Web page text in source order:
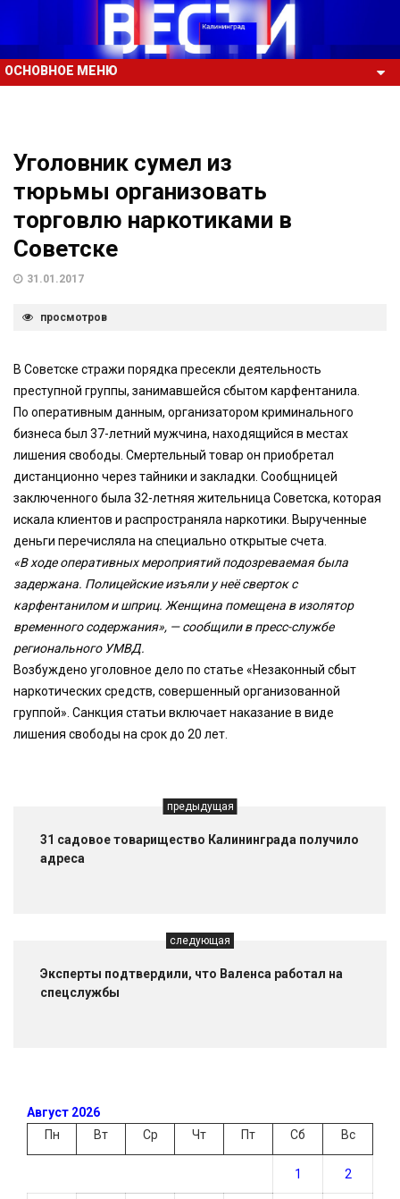
ОСНОВНОЕ МЕНЮ
Уголовник сумел из
тюрьмы организовать
торговлю наркотиками в
Советске
31.01.2017
просмотров
В Советске стражи порядка пресекли деятельность
преступной группы, занимавшейся сбытом карфентанила.
По оперативным данным, организатором криминального
бизнеса был 37-летний мужчина, находящийся в местах
лишения свободы. Смертельный товар он приобретал
дистанционно через тайники и закладки. Сообщницей
заключенного была 32-летняя жительница Советска, которая
искала клиентов и распространяла наркотики. Вырученные
деньги перечисляла на специально открытые счета.
«В ходе оперативных мероприятий подозреваемая была
задержана. Полицейские изъяли у неё сверток с
карфентанилом и шприц. Женщина помещена в изолятор
временного содержания», — сообщили в пресс-службе
регионального УМВД.
Возбуждено уголовное дело по статье «Незаконный сбыт
наркотических средств, совершенный организованной
группой». Санкция статьи включает наказание в виде
лишения свободы на срок до 20 лет.
предыдущая
31 садовое товарищество Калининграда получило
адреса
следующая
Эксперты подтвердили, что Валенса работал на
спецслужбы
Август 2026
Пн
Вт Ср Чт Пт Сб Вс
1 2